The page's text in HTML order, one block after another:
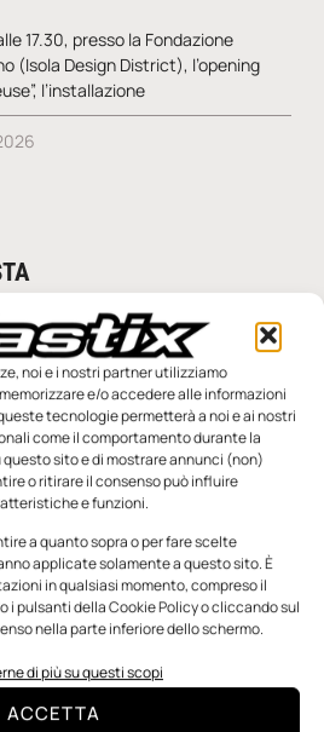
noi e i nostri partner utilizziamo
e/o accedere alle informazioni
tecnologie permetterà a noi e ai nostri
come il comportamento durante la
questo sito e di mostrare annunci (non)
o ritirare il consenso può influire
e funzioni.
a quanto sopra o per fare scelte
applicate solamente a questo sito. È
in qualsiasi momento, compreso il
i pulsanti della Cookie Policy o cliccando sul
nella parte inferiore dello schermo.
di più su questi scopi
ACCETTA
17.30, presso la Fondazione
(Isola Design District), l’opening
l’installazione
n.4 - Maggio 2026
come potenziali sensori per i
passa da una pinza all’altra